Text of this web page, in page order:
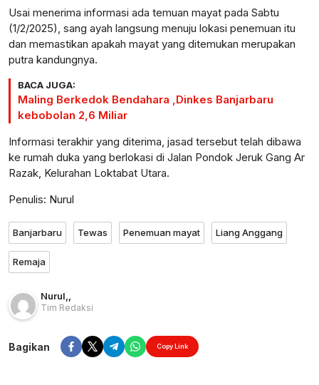
Usai menerima informasi ada temuan mayat pada Sabtu
(1/2/2025), sang ayah langsung menuju lokasi penemuan itu
dan memastikan apakah mayat yang ditemukan merupakan
putra kandungnya.
BACA JUGA:
Maling Berkedok Bendahara ,Dinkes Banjarbaru
kebobolan 2,6 Miliar
Informasi terakhir yang diterima, jasad tersebut telah dibawa
ke rumah duka yang berlokasi di Jalan Pondok Jeruk Gang Ar
Razak, Kelurahan Loktabat Utara.
Penulis: Nurul
Banjarbaru Tewas Penemuan mayat Liang Anggang
Remaja
Nurul
Tim Redaksi
Bagikan Copy Link